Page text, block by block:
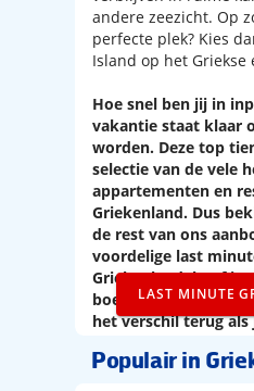
andere zeezicht. Op
perfecte plek? Kies
Island op het Griekse
Hoe snel ben jij in
vakantie staat klaar
worden. Deze top
selectie van de vele
appartementen en
Griekenland. Dus
de rest van ons
voordelige last
Griekenland, hoef je
boekingskosten te
het verschil terug als
vinden. Lucky you!
LAST MINUTE
Populair in